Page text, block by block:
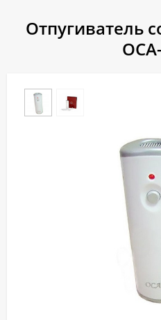
Отпугиватель